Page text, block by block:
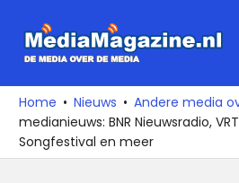
naar
media
over
de
media
Home Nieuws Andere media
medianieuws: BNR Nieuwsradio,
Songfestival en meer